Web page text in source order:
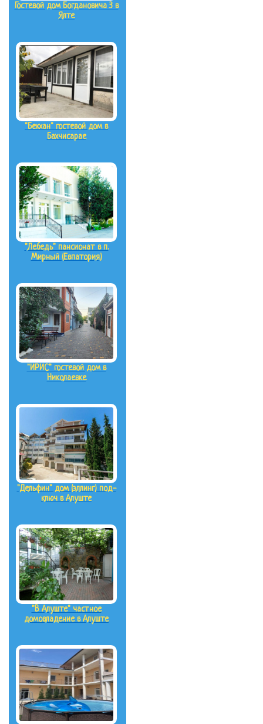
Гостевой дом Богдановича 3 в
Ялте
"Бекхан" гостевой дом в
Бахчисарае
"Лебедь" пансионат в п.
Мирный (Евпатория)
"ИРИС" гостевой дом в
Николаевке
"Дельфин" дом (эллинг) под-
ключ в Алуште
"В Алуште" частное
домовладение в Алуште